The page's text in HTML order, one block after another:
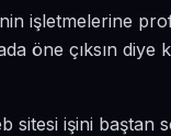
işletmelerine
öne çıksın
sitesi işini baştan